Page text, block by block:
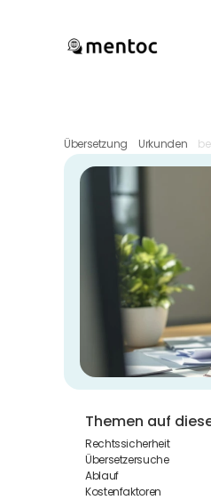
Übersetzung Urkunden
Themen auf
Rechtssicherheit
Übersetzersuche
Ablauf
Kostenfaktoren